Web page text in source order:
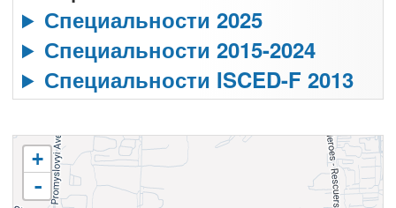
Специальности 2025
Специальности 2015-2024
Специальности ISCED-F 2013
+
-